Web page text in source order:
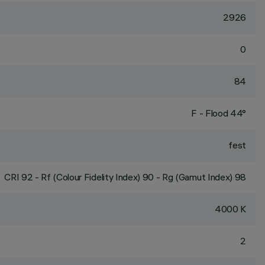
2926
0
84
F - Flood 44°
fest
CRI 92 - Rf (Colour Fidelity Index) 90 - Rg (Gamut Index) 98
4000 K
2